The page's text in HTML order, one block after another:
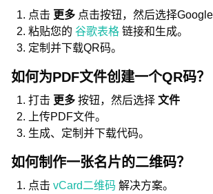
点击 更多 点击按钮，然后选择Google
粘贴您的 谷歌表格 链接和生成。
定制并下载QR码。
如何为PDF文件创建一个QR码？
打击 更多 按钮，然后选择 文件
上传PDF文件。
生成、定制并下载代码。
如何制作一张名片的二维码？
点击 vCard二维码 解决方案。